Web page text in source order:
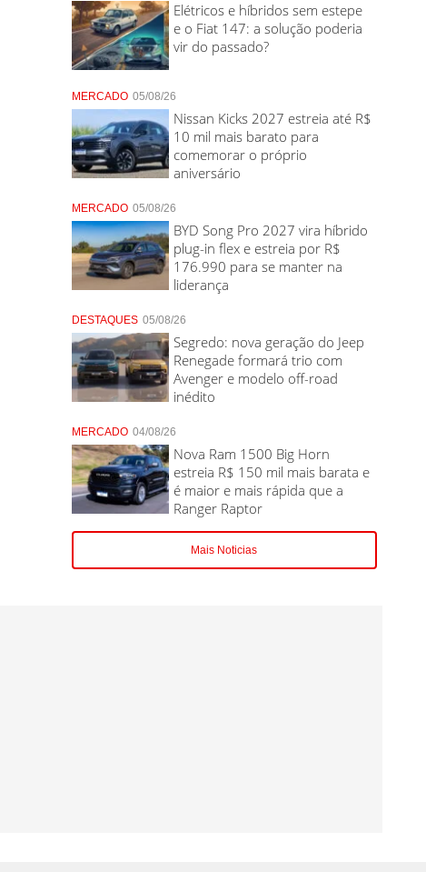
Elétricos e híbridos sem estepe
e o Fiat 147: a solução poderia
vir do passado?
MERCADO 05/08/26
Nissan Kicks 2027 estreia até R$
10 mil mais barato para
comemorar o próprio
aniversário
MERCADO 05/08/26
BYD Song Pro 2027 vira híbrido
plug-in flex e estreia por R$
176.990 para se manter na
liderança
DESTAQUES 05/08/26
Segredo: nova geração do Jeep
Renegade formará trio com
Avenger e modelo off-road
inédito
MERCADO 04/08/26
Nova Ram 1500 Big Horn
estreia R$ 150 mil mais barata e
é maior e mais rápida que a
Ranger Raptor
Mais Noticias